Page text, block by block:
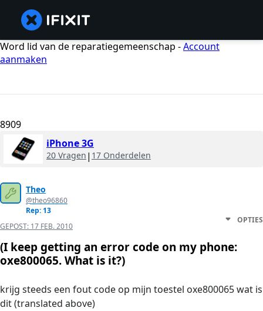
Word lid van de reparatiegemeenschap -Account
aanmaken
8909
iPhone 3G
20 Vragen | 17 Onderdelen
Theo
@theo96860
Rep: 13
GEPOST: 17 FEB. 2010
OPTIES
(I keep getting an error code on my phone:
oxe800065. What is it?)
krijg steeds een fout code op mijn toestel oxe800065 wat is
dit (translated above)